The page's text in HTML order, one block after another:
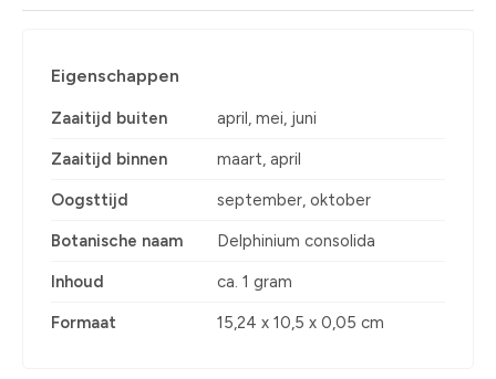
Eigenschappen
Zaaitijd buiten april, mei, juni
Zaaitijd binnen maart, april
Oogsttijd september, oktober
Botanische naam Delphinium consolida
Inhoud ca. 1 gram
Formaat 15,24 x 10,5 x 0,05 cm